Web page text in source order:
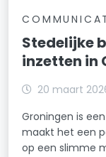
Stedelijke
inzetten in
20 maart
Groningen is
maakt het een
op een slimme